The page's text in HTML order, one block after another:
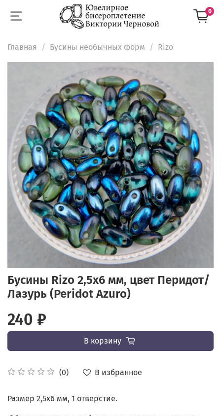
0
Главная Бусины необычных форм Rizo
Бусины Rizo 2,5x6 мм, цвет Перидот/
Лазурь (Peridot Azuro)
(0) В избранное
240 ₽
В корзину
Размер 2,5x6 мм, 1 отверстие.